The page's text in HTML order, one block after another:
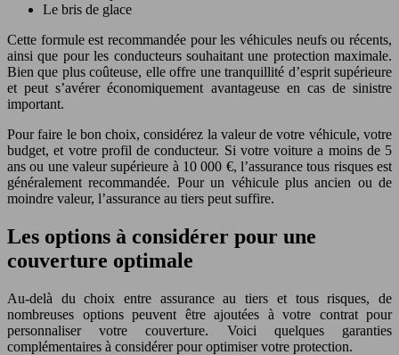
Le bris de glace
Cette formule est recommandée pour les véhicules neufs ou récents,
ainsi que pour les conducteurs souhaitant une protection maximale.
Bien que plus coûteuse, elle offre une tranquillité d’esprit supérieure
et peut s’avérer économiquement avantageuse en cas de sinistre
important.
Pour faire le bon choix, considérez la valeur de votre véhicule, votre
budget, et votre profil de conducteur. Si votre voiture a moins de 5
ans ou une valeur supérieure à 10 000 €, l’assurance tous risques est
généralement recommandée. Pour un véhicule plus ancien ou de
moindre valeur, l’assurance au tiers peut suffire.
Les options à considérer pour une
couverture optimale
Au-delà du choix entre assurance au tiers et tous risques, de
nombreuses options peuvent être ajoutées à votre contrat pour
personnaliser votre couverture. Voici quelques garanties
complémentaires à considérer pour optimiser votre protection.